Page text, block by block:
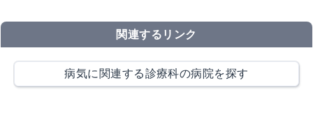
関連するリンク
病気に関連する診療科の病院を探す